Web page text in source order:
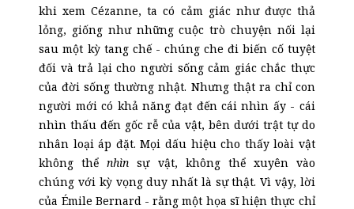
khi xem Cézanne, ta có cảm giác như được thả
lỏng, giống như những cuộc trò chuyện nối lại
sau một kỳ tang chế - chúng che đi biến cố tuyệt
đối và trả lại cho người sống cảm giác chắc thực
của đời sống thường nhật. Nhưng thật ra chỉ con
người mới có khả năng đạt đến cái nhìn ấy - cái
nhìn thấu đến gốc rễ của vật, bên dưới trật tự do
nhân loại áp đặt. Mọi dấu hiệu cho thấy loài vật
không thểnhìnsự vật, không thể xuyên vào
chúng với kỳ vọng duy nhất là sự thật. Vì vậy, lời
của Émile Bernard - rằng một họa sĩ hiện thực chỉ